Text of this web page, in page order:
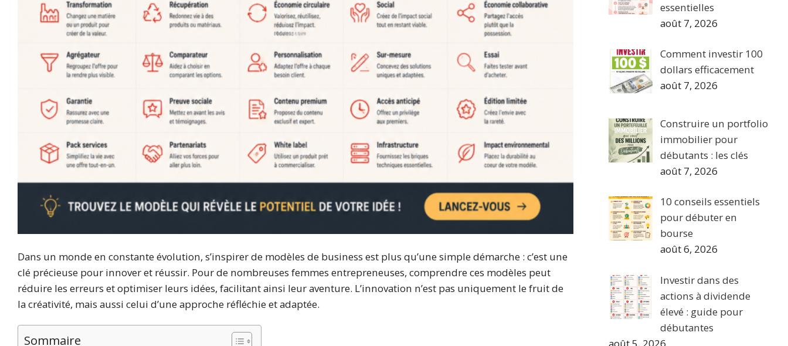
Dans un monde en constante évolution, s’inspirer de modèles de business est plus qu’une simple démarche : c’est une
clé précieuse pour innover et réussir. Pour de nombreuses femmes entrepreneuses, comprendre ces modèles peut
réduire les erreurs et optimiser leurs idées, facilitant ainsi leur aventure. L’innovation n’est pas uniquement le fruit de
la créativité, mais aussi celui d’une approche réfléchie et adaptée.
Sommaire
essentielles
août 7, 2026
Comment investir 100
dollars efficacement
août 7, 2026
Construire un portfolio
immobilier pour
débutants : les clés
août 7, 2026
10 conseils essentiels
pour débuter en
bourse
août 6, 2026
Investir dans des
actions à dividende
élevé : guide pour
débutantes
août 5, 2026